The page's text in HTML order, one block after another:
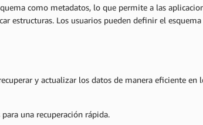
como metadatos, lo que permite a las
estructuras. Los usuarios pueden definir el esquema
y actualizar los datos de manera eficiente en
una recuperación rápida.